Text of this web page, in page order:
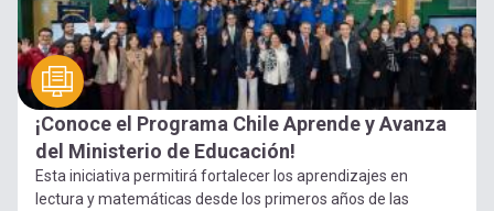
¡Conoce el Programa Chile Aprende y Avanza
del Ministerio de Educación!
Esta iniciativa permitirá fortalecer los aprendizajes en
lectura y matemáticas desde los primeros años de las